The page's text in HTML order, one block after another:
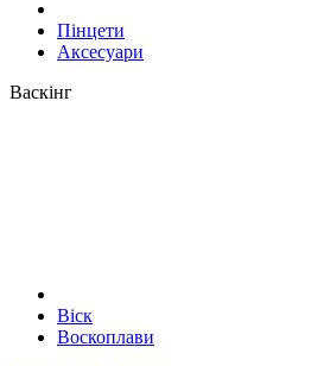
Пінцети
Аксесуари
Васкінг
Віск
Воскоплави